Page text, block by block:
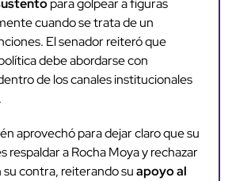
para golpear a figuras
cuando se trata de un
El senador reiteró que
debe abordarse con
de los canales institucionales
aprovechó para dejar claro que su
respaldar a Rocha Moya y rechazar
su contra, reiterando suapoyo al